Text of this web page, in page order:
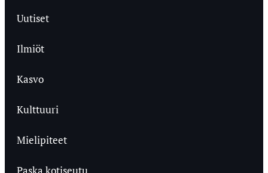
Uutiset
Ilmiöt
Kasvo
Kulttuuri
Mielipiteet